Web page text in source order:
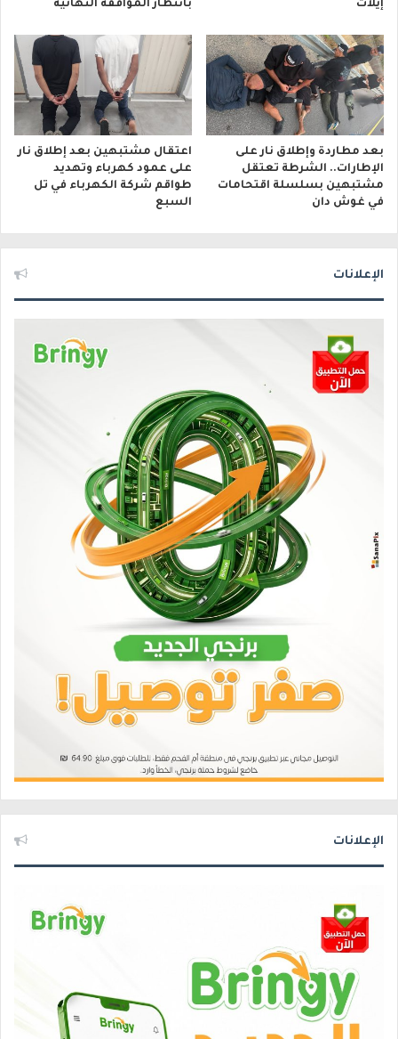
إيلات بانتظار الموافقة النهائية
بعد مطاردة وإطلاق نار على
الإطارات.. الشرطة تعتقل
مشتبهين بسلسلة اقتحامات
في غوش دان
اعتقال مشتبهين بعد إطلاق نار
على عمود كهرباء وتهديد
طواقم شركة الكهرباء في تل
السبع
الإعلانات
الإعلانات